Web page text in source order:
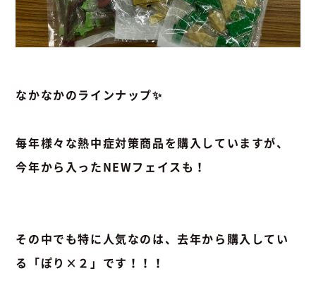
なかなかのラインナップ✨
毎年様々な熱中症対策商品を購入していますが、
今年から入ったNEWフェイスも！
その中でも特に人気なのは、去年から購入してい
る「ぽり×２」です！！！